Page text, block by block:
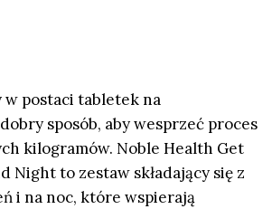
postaci tabletek na
sposób, aby wesprzeć proces
kilogramów. Noble Health Get
Night to zestaw składający się z
i na noc, które wspierają